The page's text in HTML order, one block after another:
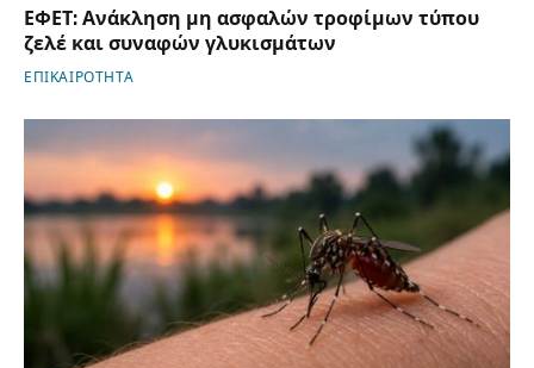
ΕΦΕΤ: Ανάκληση μη ασφαλών τροφίμων τύπου
ζελέ και συναφών γλυκισμάτων
ΕΠΙΚΑΙΡΟΤΗΤΑ